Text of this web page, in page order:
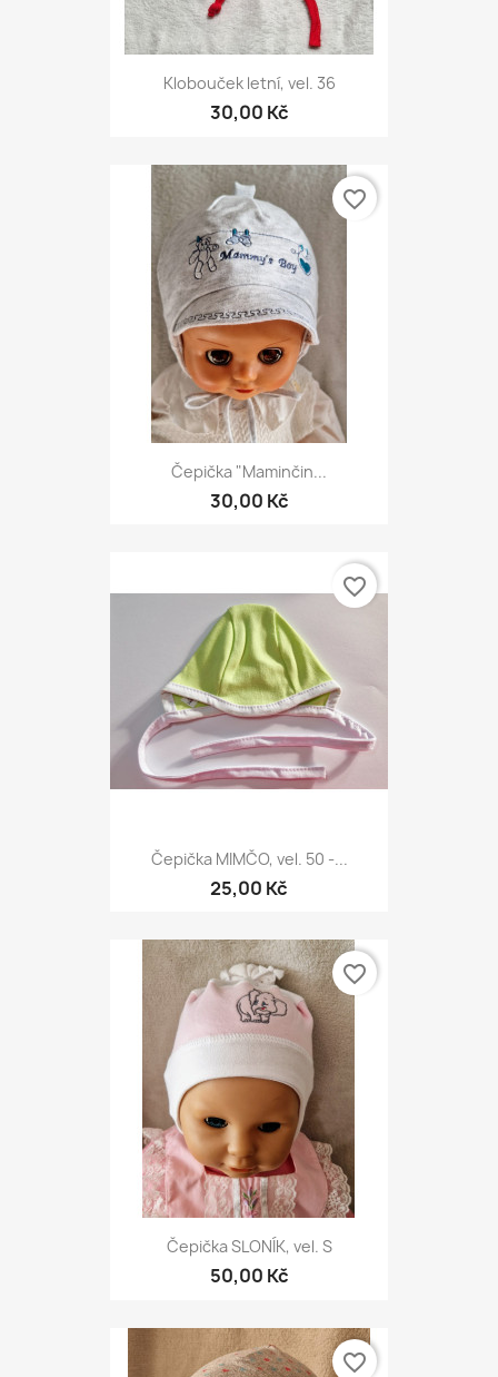
Klobouček letní, vel. 36
30,00 Kč
Čepička "Maminčin...
30,00 Kč
favorite_border
Čepička MIMČO, vel. 50 -...
25,00 Kč
favorite_border
Čepička SLONÍK, vel. S
50,00 Kč
favorite_border
favorite_border